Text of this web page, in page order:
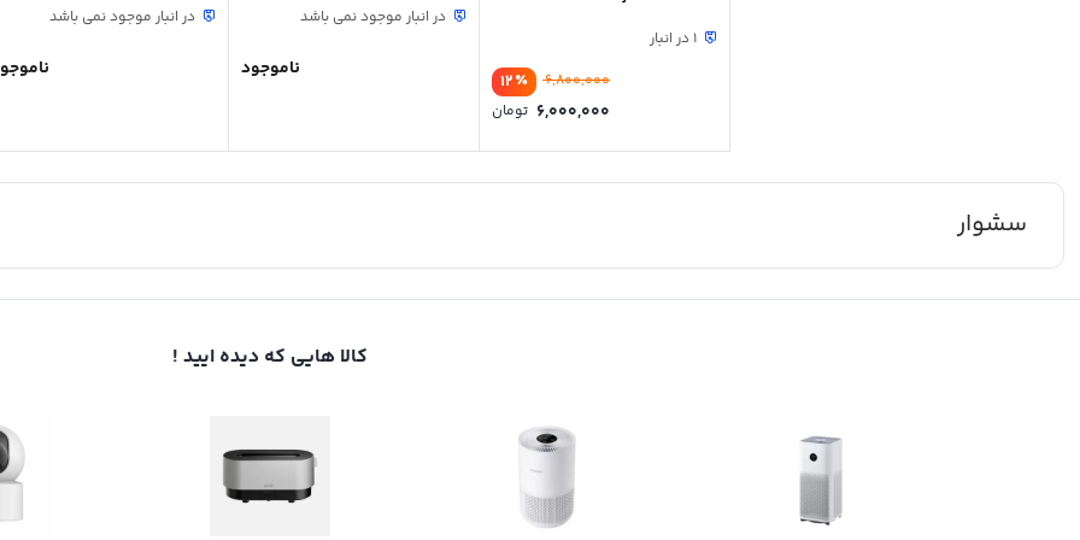
1 در انبار
٪12 6,800,000
قیمت
اصلی:
6,800,000 تومان
بود.
6,000,000 تومان
فعلی:
در انبار موجود نمی باشد
ناموجود
در انبار موجود نمی باشد
سشوار
کالا هایی که دیده ایید !